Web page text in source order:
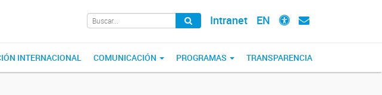
Intranet EN
INTERNACIONAL COMUNICACIÓN PROGRAMAS TRANSPARENCIA